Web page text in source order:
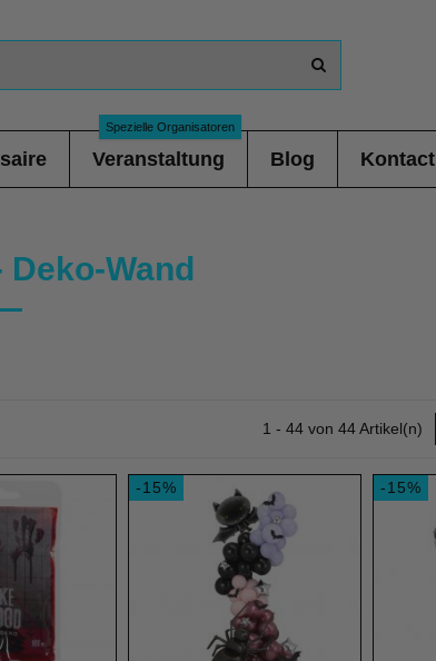
Veranstaltung
Spezielle Organisatoren
Blog Kontact
Wand
1 - 44 von 44 Artikel(n)
-15% -15%